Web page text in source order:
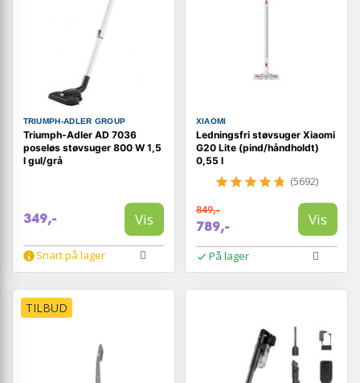
TRIUMPH-ADLER GROUP
Triumph-Adler AD 7036
poseløs støvsuger 800 W 1,5
l gul/grå
349,- Vis
Snart på lager
XIAOMI
Ledningsfri støvsuger Xiaomi
G20 Lite (pind/håndholdt)
0,55 l
(5692)
849,-
789,- Vis
På lager
TILBUD